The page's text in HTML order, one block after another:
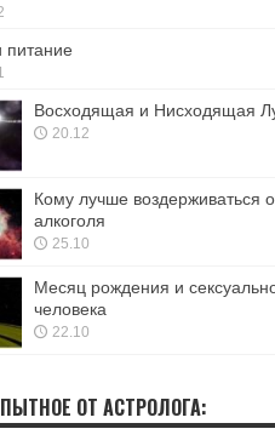
питание
Восходящая и Нисходящая
20.12
Кому лучше воздерживаться
алкоголя
25.10
Месяц рождения и
человека
22.10
ОТ АСТРОЛОГА: